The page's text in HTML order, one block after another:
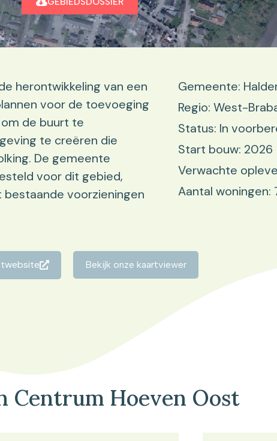
herontwikkeling van een
voor de toevoeging
de buurt te
te creëren die
De gemeente
voor dit gebied,
voorzieningen
Gemeente:
Regio: West-
Status: In
Start bouw: 2026
Verwachte
Aantal woningen:
Bekijk onze kaartviewer
Centrum Hoeven Oost